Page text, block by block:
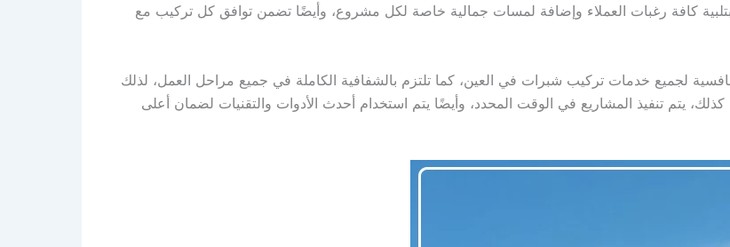
بتلبية كافة رغبات العملاء وإضافة لمسات جمالية خاصة لكل مشروع، وأيضًا تضمن توافق كل تركيب مع
لجميع خدمات تركيب شبرات في العين، كما تلتزم بالشفافية الكاملة في جميع مراحل العمل، لذلك
يتم تنفيذ المشاريع في الوقت المحدد، وأيضًا يتم استخدام أحدث الأدوات والتقنيات لضمان أعلى